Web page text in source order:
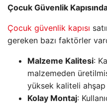
Çocuk Güvenlik
Çocuk güvenlik kapısı
gereken bazı faktörler
Malzeme Kalitesi:
malzemeden
yüksek kaliteli ahşap
Kolay Montaj: